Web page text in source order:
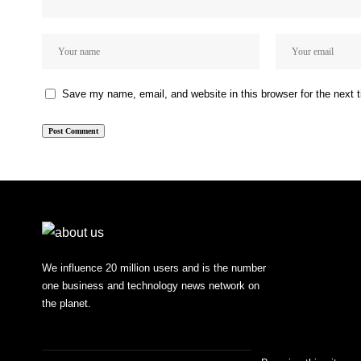
Save my name, email, and website in this browser for the next
We influence 20 million users and is the number
one business and technology news network on
the planet.